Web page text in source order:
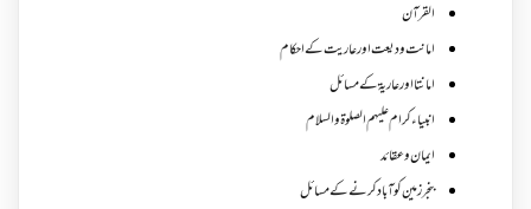
القرآن
امانت ودیعت اورعاریت کے احکام
امانتا اور عاریة کے مسائل
انبیاء کرام علیہم الصلوۃ والسلام
ایمان وعقائد
بنجر زمین کو آباد کرنے کے مسائل